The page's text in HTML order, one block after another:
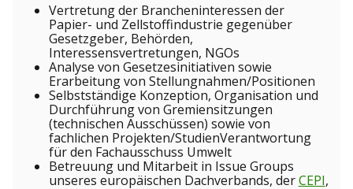
Vertretung der Brancheninteressen der
Papier- und Zellstoffindustrie gegenüber
Gesetzgeber, Behörden,
Interessensvertretungen, NGOs
Analyse von Gesetzesinitiativen sowie
Erarbeitung von Stellungnahmen/Positionen
Selbstständige Konzeption, Organisation und
Durchführung von Gremiensitzungen
(technischen Ausschüssen) sowie von
fachlichen Projekten/StudienVerantwortung
für den Fachausschuss Umwelt
Betreuung und Mitarbeit in Issue Groups
unseres europäischen Dachverbands, derCEPI,